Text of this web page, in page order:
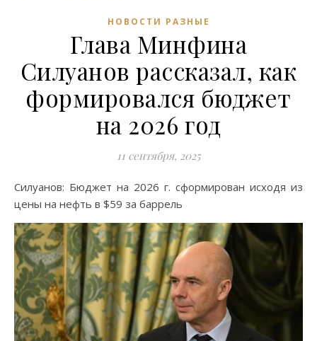
НОВОСТИ РАЗНЫЕ
Глава Минфина
Силуанов рассказал, как
формировался бюджет
на 2026 год
11 сентября, 2025
Силуанов: Бюджет на 2026 г. сформирован исходя из
цены на нефть в $59 за баррель